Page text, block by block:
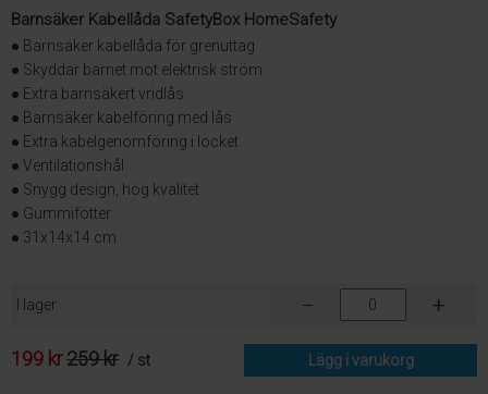
Barnsäker Kabellåda SafetyBox HomeSafety
● Barnsäker kabellåda för grenuttag
● Skyddar barnet mot elektrisk ström
● Extra barnsäkert vridlås
● Barnsäker kabelföring med lås
● Extra kabelgenomföring i locket
● Ventilationshål
● Snygg design, hög kvalitet
● Gummifötter
● 31x14x14 cm
I lager
199 kr259 kr / st Lägg i varukorg